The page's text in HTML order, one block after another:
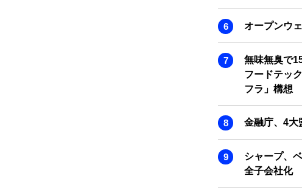
オープンウ
無味無臭で
フードテッ
フラ」構想
金融庁、4大
シャープ、
全子会社化